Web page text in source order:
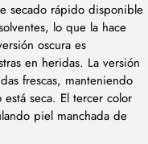
secado rápido disponible
lo que la hace
oscura es
en heridas. La versión
frescas, manteniendo
seca. El tercer color
piel manchada de